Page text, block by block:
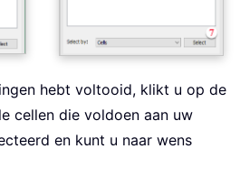
hebt voltooid, klikt u op de
cellen die voldoen aan uw
en kunt u naar wens